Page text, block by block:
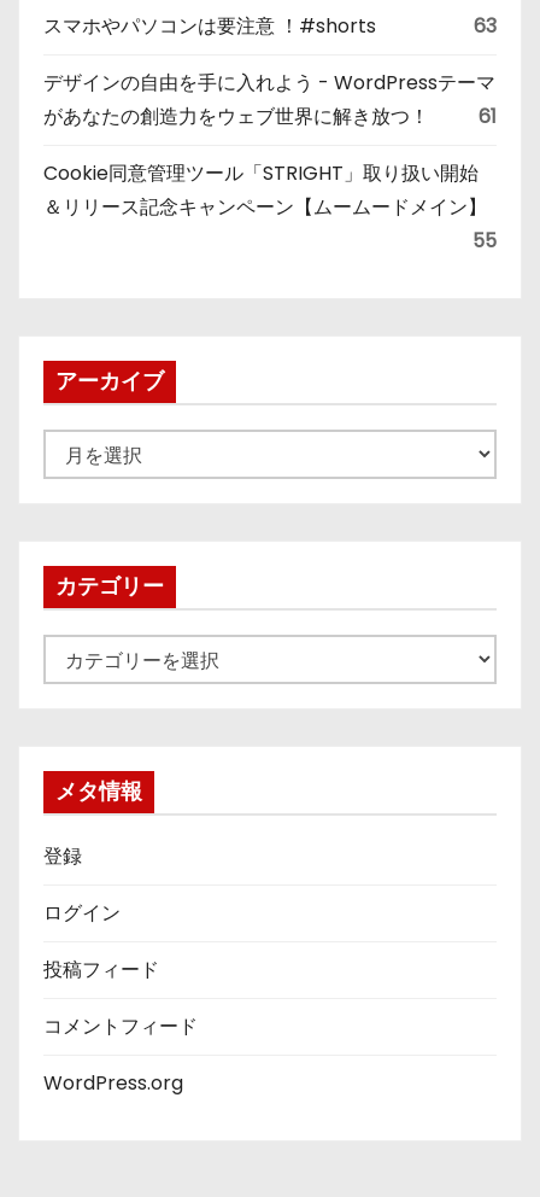
スマホやパソコンは要注意 ！#shorts 63
デザインの自由を手に入れよう - WordPressテーマ
があなたの創造力をウェブ世界に解き放つ！
61
Cookie同意管理ツール「STRIGHT」取り扱い開始
＆リリース記念キャンペーン【ムームードメイン】
55
アーカイブ
ー
ブカテゴリー
テ
メタ情報
登録
ログイン
投稿フィード
コメントフィード
WordPress.org